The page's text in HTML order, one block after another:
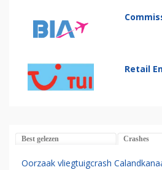
Retail
Best gelezen Crashes
Oorzaak vliegtuigcrash